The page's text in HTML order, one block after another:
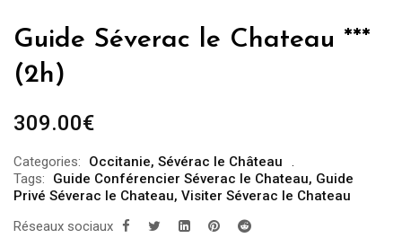
Guide Séverac le Chateau ***
(2h)
309.00€
Categories: Occitanie, Sévérac le Château
Tags:
Guide Conférencier Séverac le Chateau, Guide
Privé Séverac le Chateau, Visiter Séverac le Chateau
Réseaux sociaux